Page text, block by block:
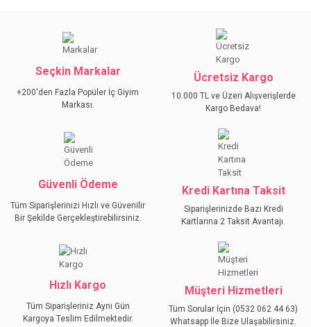
kullanarak tarafımıza iletebilirsiniz.
Görüş ve önerileriniz için teşekkür ederiz.
Ürün açıklamasında eksik bilgiler bulunuyor.
Ürün fiyatı diğer sitelerden daha pahalı.
Bu ürüne benzer farklı alternatifler olmalı.
Seçkin Markalar
+200'den Fazla Popüler İç Giyim
Markası.
Ücretsiz Kargo
10.000 TL ve Üzeri Alışverişlerde
Kargo Bedava!
Güvenli Ödeme
Tüm Siparişlerinizi Hızlı ve Güvenilir
Bir Şekilde Gerçekleştirebilirsiniz.
Kredi Kartına Taksit
Siparişlerinizde Bazı Kredi
Kartlarına 2 Taksit Avantajı.
Hızlı Kargo
Tüm Siparişleriniz Aynı Gün
Kargoya Teslim Edilmektedir.
Müşteri Hizmetleri
Tüm Sorular İçin (0532 062 44 63)
Whatsapp İle Bize Ulaşabilirsiniz.